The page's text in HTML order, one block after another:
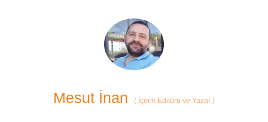
Mesut İnan ( İçerik Editörü ve Yazar )